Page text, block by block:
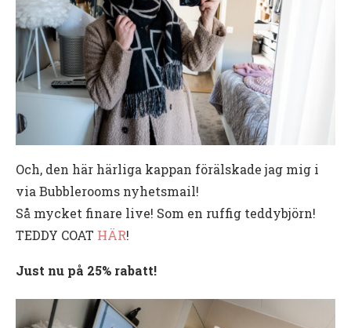
Och, den här härliga kappan förälskade jag mig i
via Bubblerooms nyhetsmail!
Så mycket finare live! Som en ruffig teddybjörn!
TEDDY COAT HÄR!
Just nu på 25% rabatt!